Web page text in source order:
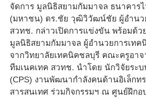
จัดการ มูลนิธิสยามกัมมาจล ธนาคาร
(มหาชน) ดร.ชัย วุฒิวิวัฒน์ชัย ผู้อำนว
สวทช. กล่าวเปิดการแข่งขัน พร้อมด้ว
มูลนิธิสยามกัมมาจล ผู้อำนวยการเท
จากวิทยาลัยเทคนิคชลบุรี คณะครูอาจ
ทีมเนคเทค สวทช. นำโดย นักวิจัยระบ
(CPS) งานพัฒนากำลังคนด้านอิเล็กท
สารสนเทศ ร่วมกิจกรรมฯ ณ ศูนย์ฝึกอ